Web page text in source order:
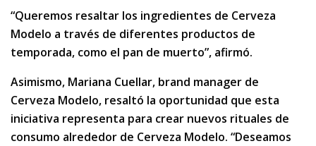
“Queremos resaltar los ingredientes de Cerveza
Modelo a través de diferentes productos de
temporada, como el pan de muerto”, afirmó.
Asimismo, Mariana Cuellar, brand manager de
Cerveza Modelo, resaltó la oportunidad que esta
iniciativa representa para crear nuevos rituales de
consumo alrededor de Cerveza Modelo. “Deseamos